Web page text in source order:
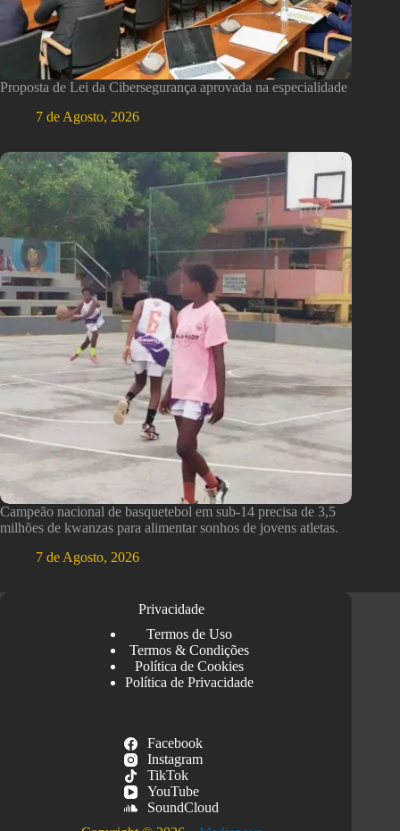
Proposta de Lei da Cibersegurança aprovada na especialidade
7 de Agosto, 2026
Campeão nacional de basquetebol em sub-14 precisa de 3,5
milhões de kwanzas para alimentar sonhos de jovens atletas.
7 de Agosto, 2026
Privacidade
Termos de Uso
Termos & Condições
Política de Cookies
Política de Privacidade
Facebook
Instagram
TikTok
YouTube
SoundCloud